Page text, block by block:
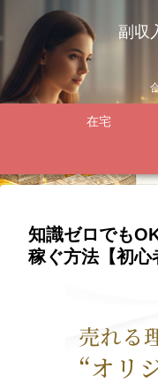
副収
在宅
知識ゼロでも
稼ぐ方法【初心